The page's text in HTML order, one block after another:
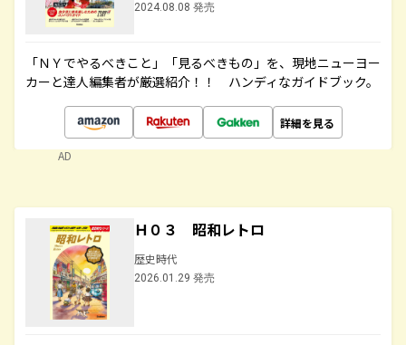
2024.08.08 発売
「ＮＹでやるべきこと」「見るべきもの」を、現地ニューヨー
カーと達人編集者が厳選紹介！！ ハンディなガイドブック。
詳細を見る
AD
Ｈ０３ 昭和レトロ
歴史時代
2026.01.29 発売